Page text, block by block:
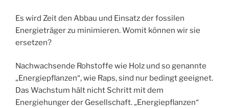
Es wird Zeit den Abbau und Einsatz der fossilen
Energieträger zu minimieren. Womit können wir sie
ersetzen?
Nachwachsende Rohstoffe wie Holz und so genannte
„Energiepflanzen“, wie Raps, sind nur bedingt geeignet.
Das Wachstum hält nicht Schritt mit dem
Energiehunger der Gesellschaft. „Energiepflanzen“